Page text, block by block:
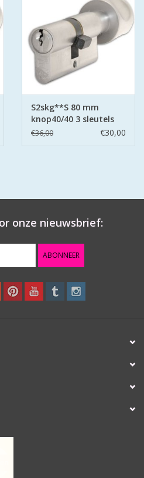
S2skg**S 80 mm
knop40/40 3 sleutels
€36,00 €30,00
onze nieuwsbrief:
ABONNEER